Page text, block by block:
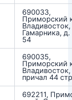
690033,
Приморский
Владивосток,
Гамарника, д.
54
690035,
Приморский
Владивосток,
причал 44
692211,